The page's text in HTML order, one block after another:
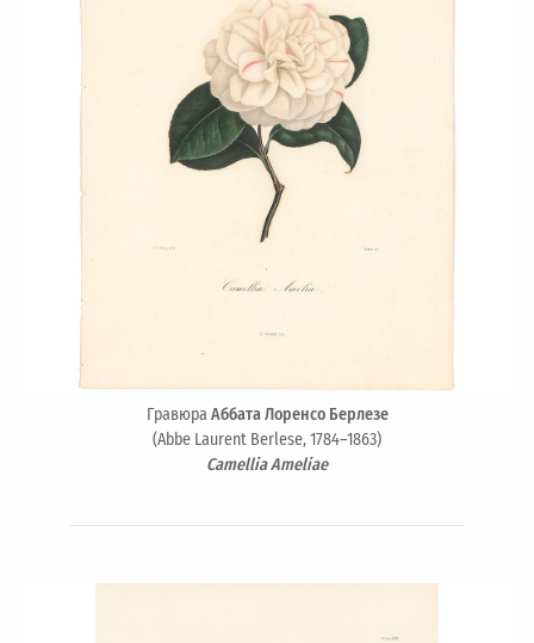
ГравюраАббата Лоренсо Берлезе
(Abbe Laurent Berlese, 1784–1863)
Camellia Ameliae